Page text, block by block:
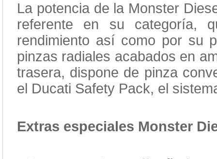
La potencia de la Monster
referente en su categoría,
rendimiento así como por su
pinzas radiales acabados en
trasera, dispone de pinza
el Ducati Safety Pack, el
Extras especiales Monster